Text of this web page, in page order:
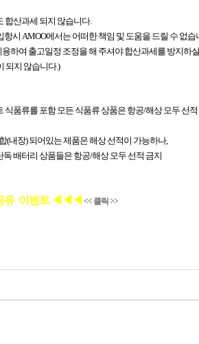
합산과세 되지 않습니다.
시 AMOO에서는 어떠한 책임 및 도움을 드릴 수 없습
하여 출고일정 조정을 해 주셔야 합산과세를 방지하
되지 않습니다.)
식품류를 포함 모든 식품류 상품은 항공/해상 모두 선적
(내장) 되어있는 제품은 해상 선적이 가능하나,
배터리 상품들은 항공/해상 모두 선적 금지
유이벤트 ◀◀◀ << 클릭 >>